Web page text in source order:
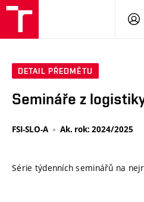
DETAIL PŘEDMĚTU
Semináře z
FSI-SLO-A Ak. rok: 2024/2025
Série týdenních seminářů na